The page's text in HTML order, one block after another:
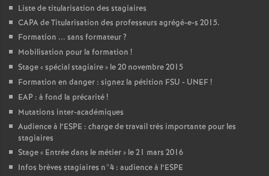
Liste de titularisation des stagiaires
CAPAde Titularisation des professeurs agrégé-e-s 2015.
Formation ... sans formateur?
Mobilisation pour la formation !
Stage «spécial stagiaire» le 20 novembre 2015
Formation en danger : signez la pétition FSU - UNEF!
EAP : à fond la précarité!
Mutations inter-académiques
Audience à l’ESPE : charge de travail très importante pour les
stagiaires
Stage « Entrée dans le métier» le 21 mars 2016
Infos brèves stagiaires n°4 : audience à l’ESPE